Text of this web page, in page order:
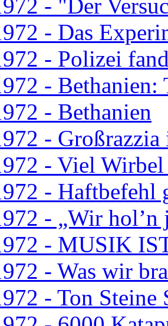
- "Der
- Das
- Polizei
- Bethanien:
- Bethanien
- Großrazzia
- Viel
- Haftbefehl
- „Wir hol’n
- MUSIK
- Was wir
- Ton Steine